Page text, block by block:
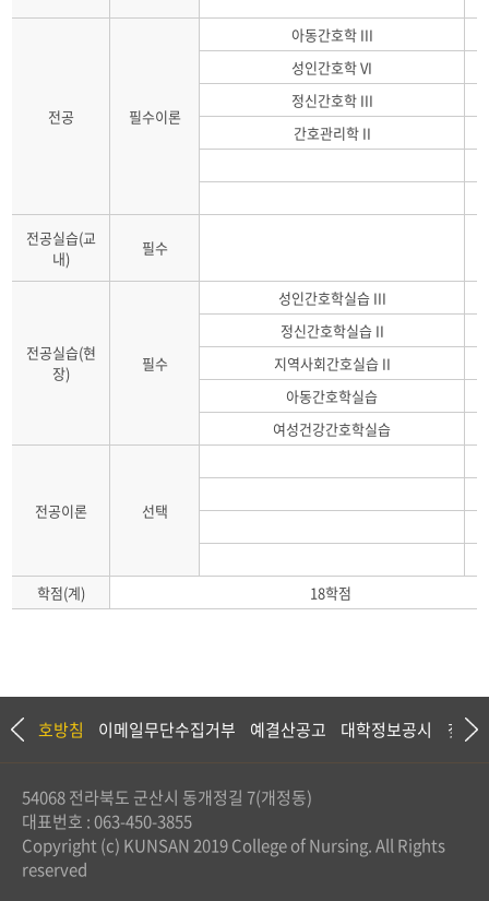
전공 필수이론
아동간호학 III
성인간호학 VI
정신간호학 III
간호관리학 II
전공실습(교
내)
필수
전공실습(현
장)
필수
성인간호학실습 III
정신간호학실습 II
지역사회간호실습 II
아동간호학실습
여성건강간호학실습
전공이론 선택
학점(계) 18학점
보보호방침 이메일무단수집거부 예결산공고 대학정보공시 찾아
54068 전라북도 군산시 동개정길 7(개정동)
대표번호 : 063-450-3855
Copyright (c) KUNSAN 2019 College of Nursing. All Rights
reserved